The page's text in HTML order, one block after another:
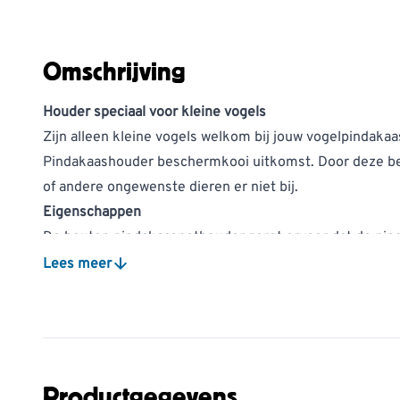
Omschrijving
Houder speciaal voor kleine vogels
Zijn alleen kleine vogels welkom bij jouw
Pindakaashouder beschermkooi uitkomst. Door deze
of andere ongewenste dieren er niet bij.
Eigenschappen
De houten pindakaaspothouder zorgt ervoor dat de
overstekende dak biedt bescherming tegen de regen.
meegeleverd.
De pindakaaspothouder Dublin beschermkooi kan
Lees meer